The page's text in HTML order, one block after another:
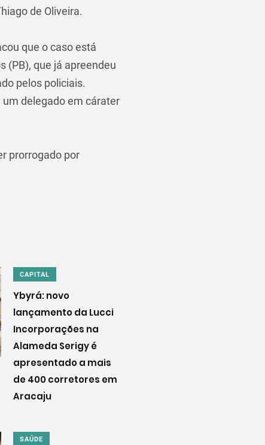
de Oliveira.
que o caso está
(PB), que já apreendeu
pelos policiais.
delegado em cárater
prorrogado por
CAPITAL
Ybyrá: novo
lançamento da Lucci
Incorporações na
Alameda Serigy é
apresentado a mais
de 400 corretores em
Aracaju
SAÚDE